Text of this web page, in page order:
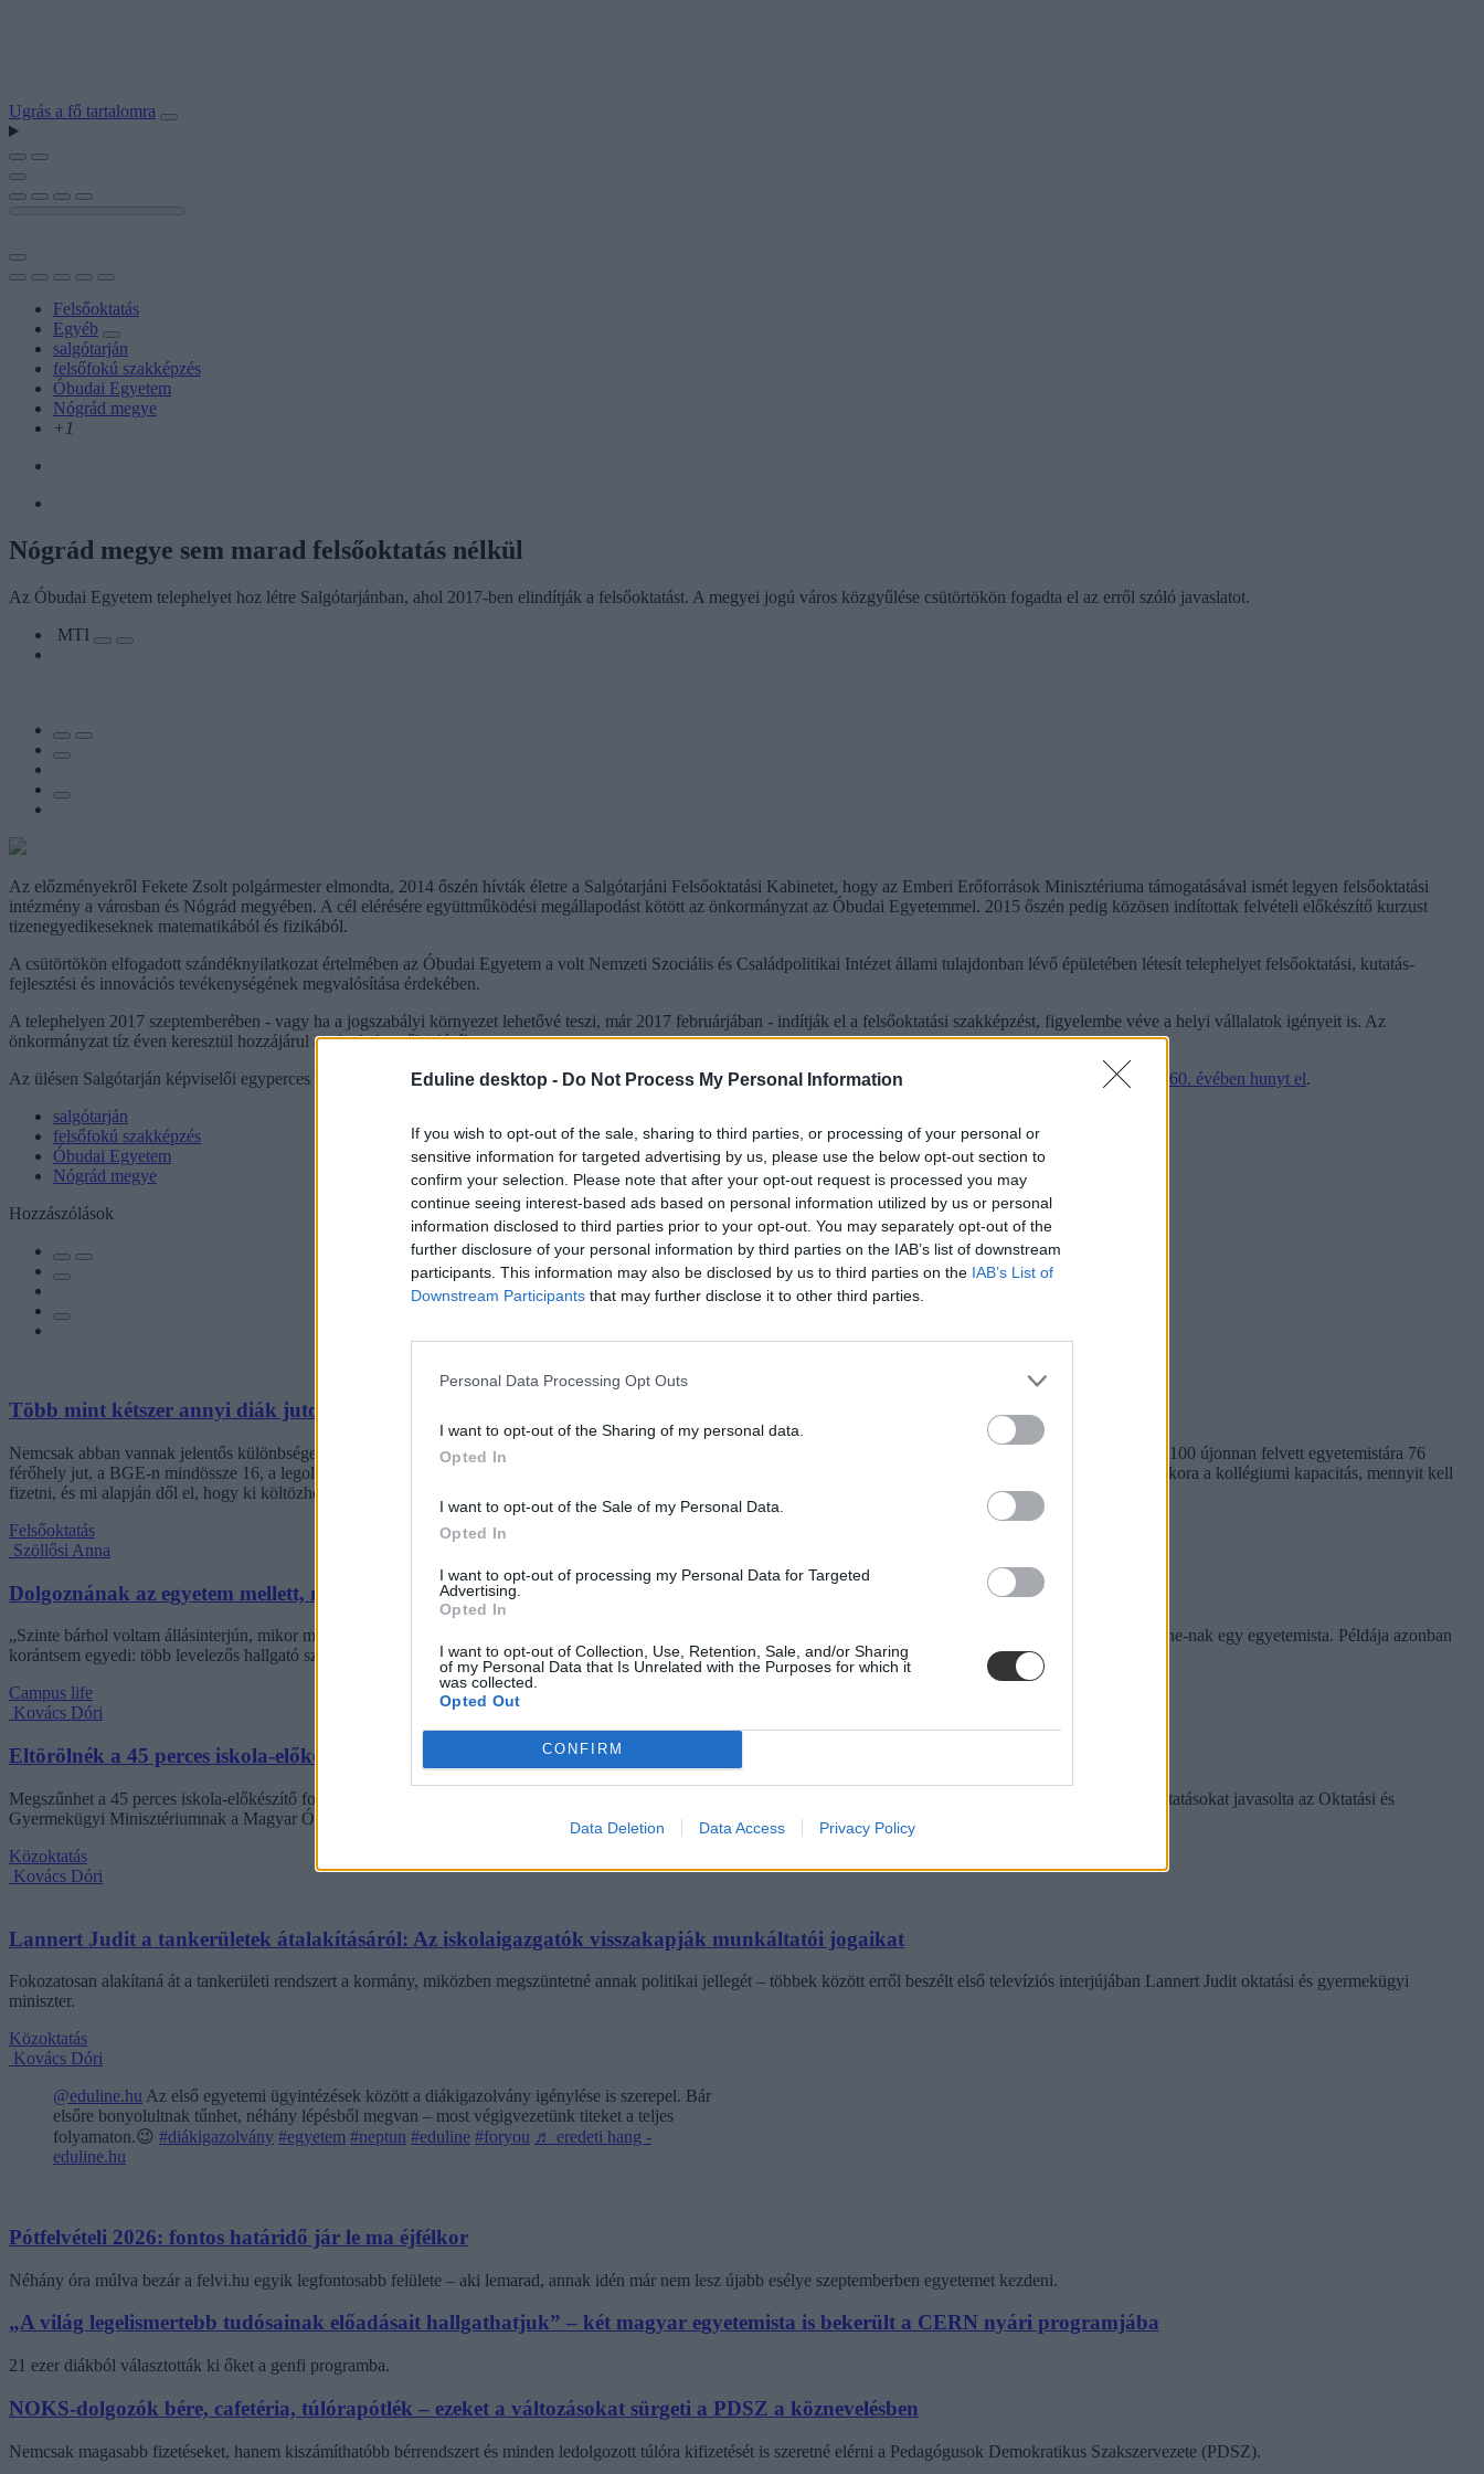
Eduline desktop - Do Not Process My Personal Information
If you wish to opt-out of the sale, sharing to third parties, or processing of your personal or
sensitive information for targeted advertising by us, please use the below opt-out section to
confirm your selection. Please note that after your opt-out request is processed you may
continue seeing interest-based ads based on personal information utilized by us or personal
information disclosed to third parties prior to your opt-out. You may separately opt-out of the
further disclosure of your personal information by third parties on the IAB’s list of downstream
participants. This information may also be disclosed by us to third parties on the IAB’s List of
Downstream Participants that may further disclose it to other third parties.
Personal Data Processing Opt Outs
I want to opt-out of the Sharing of my personal data.
Opted In
I want to opt-out of the Sale of my Personal Data.
Opted In
I want to opt-out of processing my Personal Data for Targeted
Advertising.
Opted In
I want to opt-out of Collection, Use, Retention, Sale, and/or Sharing
of my Personal Data that Is Unrelated with the Purposes for which it
was collected.
Opted Out
CONFIRM
Data Deletion Data Access Privacy Policy
Ugrás a fő tartalomra
Felsőoktatás
Egyéb
salgótarján
felsőfokú szakképzés
Óbudai Egyetem
Nógrád megye
+1
Nógrád megye sem marad felsőoktatás nélkül
Az Óbudai Egyetem telephelyet hoz létre Salgótarjánban, ahol 2017-ben elindítják a felsőoktatást. A megyei jogú város közgyűlése csütörtökön fogadta el az erről szóló javaslatot.
MTI
Az előzményekről Fekete Zsolt polgármester elmondta, 2014 őszén hívták életre a Salgótarjáni Felsőoktatási Kabinetet, hogy az Emberi Erőforrások Minisztériuma támogatásával ismét legyen felsőoktatási
intézmény a városban és Nógrád megyében. A cél elérésére együttműködési megállapodást kötött az önkormányzat az Óbudai Egyetemmel. 2015 őszén pedig közösen indítottak felvételi előkészítő kurzust
tizenegyedikeseknek matematikából és fizikából.
A csütörtökön elfogadott szándéknyilatkozat értelmében az Óbudai Egyetem a volt Nemzeti Szociális és Családpolitikai Intézet állami tulajdonban lévő épületében létesít telephelyet felsőoktatási, kutatás-
fejlesztési és innovációs tevékenységének megvalósítása érdekében.
A telephelyen 2017 szeptemberében - vagy ha a jogszabályi környezet lehetővé teszi, már 2017 februárjában - indítják el a felsőoktatási szakképzést, figyelembe véve a helyi vállalatok igényeit is. Az
önkormányzat tíz éven keresztül hozzájárul a telephely működéséhez.
Az ülésen Salgótarján képviselői egyperces néma felállással adóztak Fodor János emlékének. Az Óbudai Egyetem rektora hosszan tartó,
súlyos betegség után életének 60. évében hunyt el.
salgótarján
felsőfokú szakképzés
Óbudai Egyetem
Nógrád megye
Hozzászólások
Több mint kétszer annyi diák jutott be a felsőoktatásba, mint ahány kollégiumi férőhely összesen van
Nemcsak abban vannak jelentős különbségek az egyetemek között, hogy hány kollégiumi férőhely jut a hallgatókra, a térítési díj összege sem egységes. Míg a BME-n 100 újonnan felvett egyetemistára 76
férőhely jut, a BGE-n mindössze 16, a legolcsóbb havi kollégiumi díjak pedig 9300 és 25 500 forint között mozognak a vizsgált intézményekben. Megnéztük, hol mekkora a kollégiumi kapacitás, mennyit kell
fizetni, és mi alapján dől el, hogy ki költözhet be.
Felsőoktatás
Szöllősi Anna
Dolgoznának az egyetem mellett, mégsem vállalhatnak diákmunkát – több mint százezer levelezős hallgatót érinthet a szabály
„Szinte bárhol voltam állásinterjún, mikor megtudták, hogy levelező tagozatos hallgató vagyok, egyből húzni kezdték a szájukat” – számolt be tapasztalatairól az Eduline-nak egy egyetemista. Példája azonban
korántsem egyedi: több levelezős hallgató számolt be hasonló nehézségekről.
Campus life
Kovács Dóri
Eltörölnék a 45 perces iskola-előkészítőt, újra az óvodák dönthetnének az iskolaérettségről
Megszűnhet a 45 perces iskola-előkészítő foglalkozás, újra az óvodák dönthetnének az iskolaérettségről, és az oviKRÉTA is átalakulhat. Többek között ezeket a változtatásokat javasolta az Oktatási és
Gyermekügyi Minisztériumnak a Magyar Óvodapedagógiai Egyesület.
Közoktatás
Kovács Dóri
Lannert Judit a tankerületek átalakításáról: Az iskolaigazgatók visszakapják munkáltatói jogaikat
Fokozatosan alakítaná át a tankerületi rendszert a kormány, miközben megszüntetné annak politikai jellegét – többek között erről beszélt első televíziós interjújában Lannert Judit oktatási és gyermekügyi
miniszter.
Közoktatás
Kovács Dóri
@eduline.hu Az első egyetemi ügyintézések között a diákigazolvány igénylése is szerepel. Bár
elsőre bonyolultnak tűnhet, néhány lépésből megvan – most végigvezetünk titeket a teljes
folyamaton.😉 #diákigazolvány #egyetem #neptun #eduline #foryou ♬ eredeti hang -
eduline.hu
Pótfelvételi 2026: fontos határidő jár le ma éjfélkor
Néhány óra múlva bezár a felvi.hu egyik legfontosabb felülete – aki lemarad, annak idén már nem lesz újabb esélye szeptemberben egyetemet kezdeni.
„A világ legelismertebb tudósainak előadásait hallgathatjuk” – két magyar egyetemista is bekerült a CERN nyári programjába
21 ezer diákból választották ki őket a genfi programba.
NOKS-dolgozók bére, cafetéria, túlórapótlék – ezeket a változásokat sürgeti a PDSZ a köznevelésben
Nemcsak magasabb fizetéseket, hanem kiszámíthatóbb bérrendszert és minden ledolgozott túlóra kifizetését is szeretné elérni a Pedagógusok Demokratikus Szakszervezete (PDSZ).